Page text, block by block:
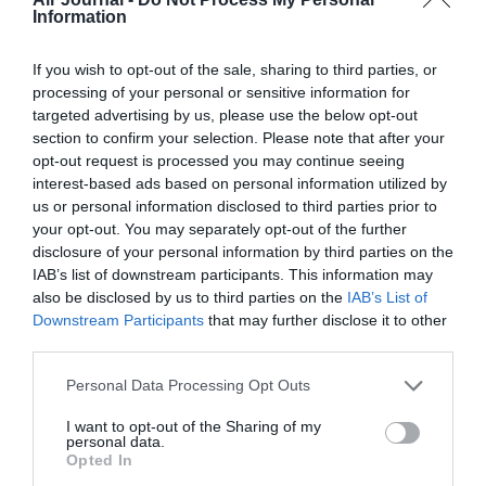
Information
If you wish to opt-out of the sale, sharing to third parties, or
processing of your personal or sensitive information for
targeted advertising by us, please use the below opt-out
section to confirm your selection. Please note that after your
opt-out request is processed you may continue seeing
interest-based ads based on personal information utilized by
us or personal information disclosed to third parties prior to
your opt-out. You may separately opt-out of the further
disclosure of your personal information by third parties on the
IAB’s list of downstream participants. This information may
also be disclosed by us to third parties on the IAB’s List of
Downstream Participants that may further disclose it to other
Personal Data Processing Opt Outs
I want to opt-out of the Sharing of my
personal data.
Opted In
B744 a commenté :
21 décembre 2018 - 13 h
Bien…je souhaite bon courage aux collègues qui feront 5h30
en monomoteur de nuit sur l’Atlantique ou le Pacifique…
sachant qu’en aéronautique, tout finit par arriver.
(exemple panne à V1 à limitation piste, panne moteur sur
l’Atlantique de nuit sur bi-moteur avec plus de 2h mono et
atterrissage aux Açores avec 20 kt de vent de travers, tout
ça avec des occurrences déclarées comme hautement
improbables est arrivé).
RÉPONDRE
GVA1112a commenté :
23 décembre 2018 - 11 h